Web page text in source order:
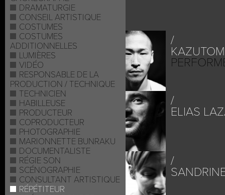
DRAMATURGIE
CONSEIL ARTISTIQUE
COSTUMES
COSTUMES
ADDITIONNELLES
LUMIÈRES
VIDÉO
RESPONSABLE DE LA
PRODUCTION / TECHNIQUE
TECHNICIEN
HABILLEUSE
PRODUCTEUR
COPRODUCTEUR
PHOTOGRAPHIE
MARIONNETTE BUNRAKU
DOCUMENTALISTE
RÉGIE SON
SCÉNOGRAPHIE
CONSULTANT ARTISTIQUE
RÉPÉTITEUR
ELIAS